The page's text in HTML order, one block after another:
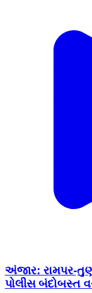
અંજાર: રામપર-
પોલીસ બંદોબસ્ત